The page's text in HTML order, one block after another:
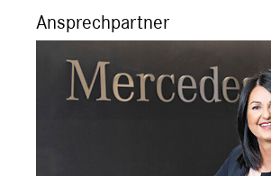
Ansprechpartner